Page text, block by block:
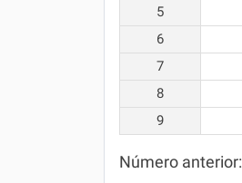
5
6
7
8
9
Número anterior: